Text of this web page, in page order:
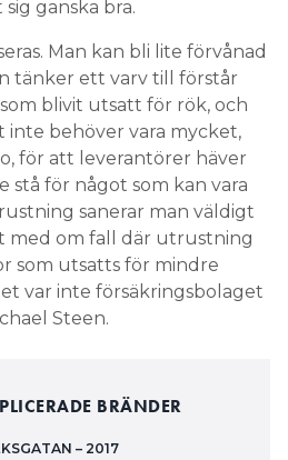
ganska bra.
Man kan bli lite förvånad
tänker ett varv till förstår
blivit utsatt för rök, och
inte behöver vara mycket,
för att leverantörer häver
stå för något som kan vara
sanerar man väldigt
med om fall där utrustning
som utsatts för mindre
var inte försäkringsbolaget
Steen.
BRÄNDER
– 2017